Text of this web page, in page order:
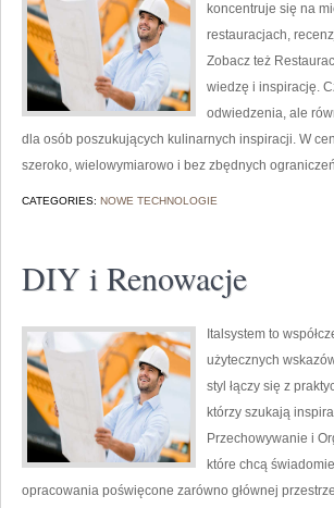
koncentruje się na
restauracjach,
Zobacz też
wiedzę i inspirację.
odwiedzenia, ale
dla osób poszukujących kulinarnych inspiracji. W
szeroko, wielowymiarowo i bez zbędnych
CATEGORIES: NOWE TECHNOLOGIE
DIY i Renowacje
Italsystem to
użytecznych
styl łączy się z
którzy szukają
Przechowywanie i
które chcą
opracowania poświęcone zarówno głównej